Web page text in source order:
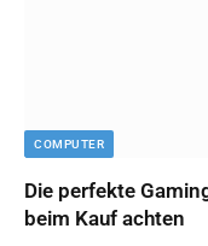
COMPUTER
Die perfekte
beim Kauf achten